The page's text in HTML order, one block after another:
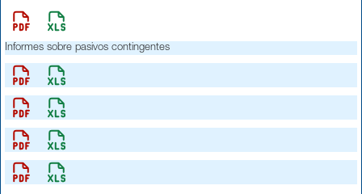
Informes sobre pasivos contingentes